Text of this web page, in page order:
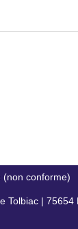
(non conforme)
Tolbiac | 75654